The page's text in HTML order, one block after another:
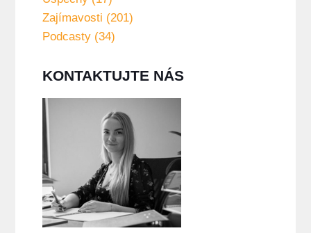
Zajímavosti (201)
Podcasty (34)
KONTAKTUJTE NÁS